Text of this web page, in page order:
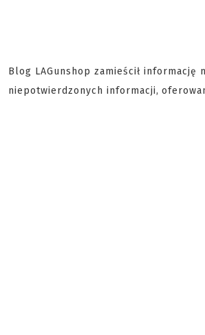
Blog LAGunshop zamieścił
niepotwierdzonych informacji,